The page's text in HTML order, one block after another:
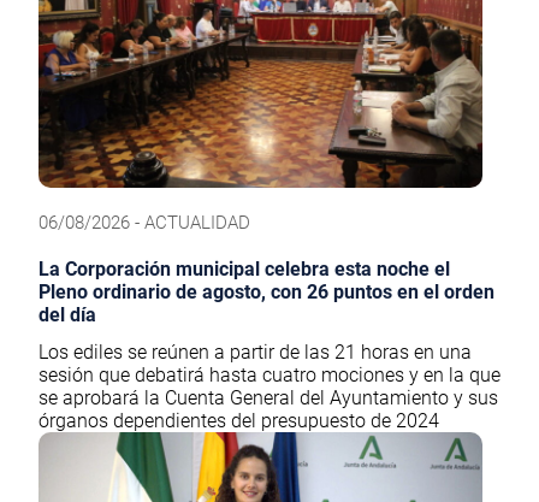
06/08/2026 - ACTUALIDAD
La Corporación municipal celebra esta noche el
Pleno ordinario de agosto, con 26 puntos en el orden
del día
Los ediles se reúnen a partir de las 21 horas en una
sesión que debatirá hasta cuatro mociones y en la que
se aprobará la Cuenta General del Ayuntamiento y sus
órganos dependientes del presupuesto de 2024